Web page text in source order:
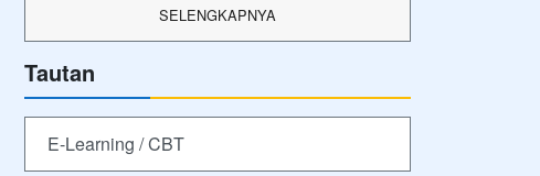
SELENGKAPNYA
Tautan
E-Learning / CBT